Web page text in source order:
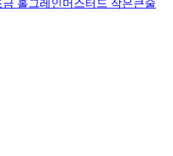
홀그레인머스터드 작은큰술